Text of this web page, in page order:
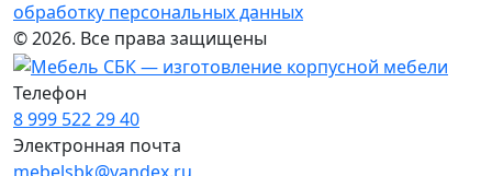
обработку персональных данных
© 2026. Все права защищены
Телефон
8 999 522 29 40
Электронная почта